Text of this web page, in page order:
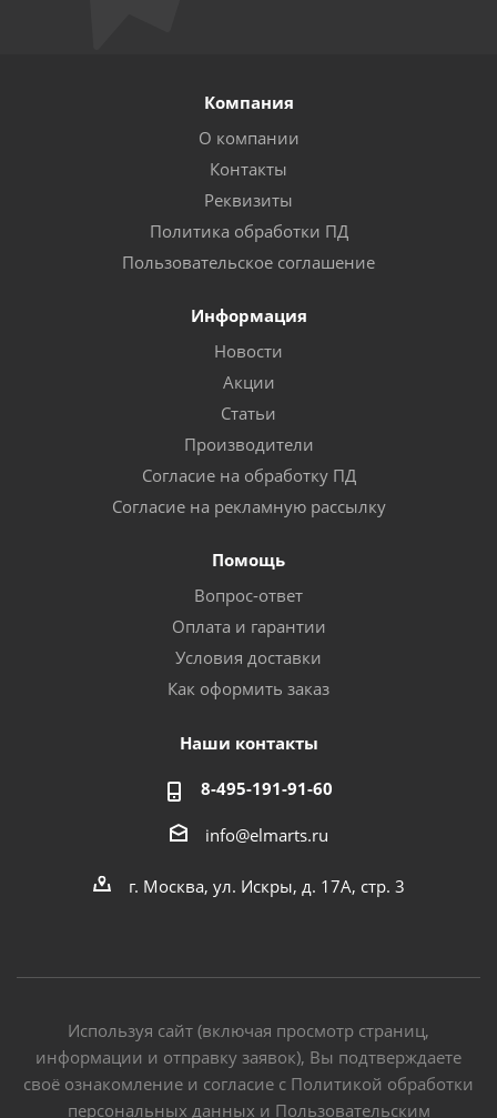
Компания
О компании
Контакты
Реквизиты
Политика обработки ПД
Пользовательское соглашение
Информация
Новости
Акции
Статьи
Производители
Согласие на обработку ПД
Согласие на рекламную рассылку
Помощь
Вопрос-ответ
Оплата и гарантии
Условия доставки
Как оформить заказ
Наши контакты
8-495-191-91-60
info@elmarts.ru
г. Москва, ул. Искры, д. 17А, стр. 3
Используя сайт (включая просмотр страниц,
информации и отправку заявок), Вы подтверждаете
своё ознакомление и согласие с Политикой обработки
персональных данных и Пользовательским